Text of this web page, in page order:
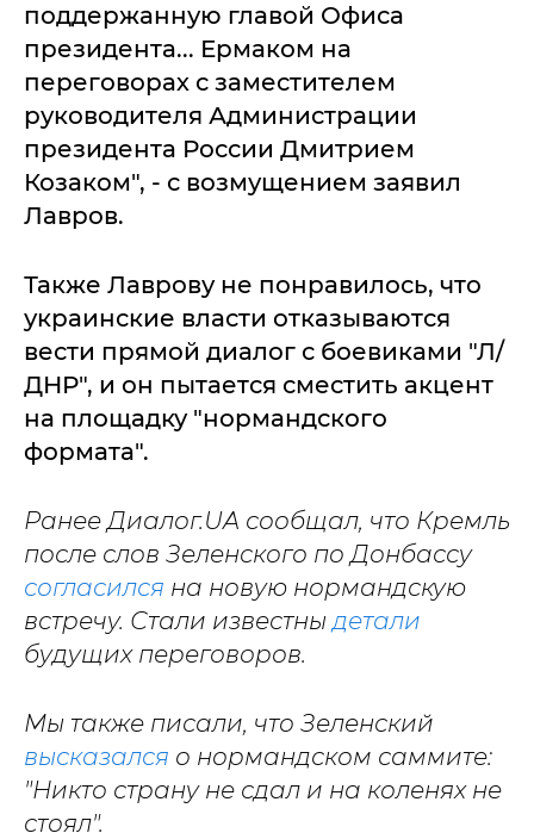
поддержанную главой Офиса
президента... Ермаком на
переговорах с заместителем
руководителя Администрации
президента России Дмитрием
Козаком", - с возмущением заявил
Лавров.
Также Лаврову не понравилось, что
украинские власти отказываются
вести прямой диалог с боевиками "Л/
ДНР", и он пытается сместить акцент
на площадку "нормандского
формата".
Ранее Диалог.UA сообщал, что Кремль
после слов Зеленского по Донбассу
согласился на новую нормандскую
встречу. Стали известныдетали
будущих переговоров.
Мы также писали, что Зеленский
высказался о нормандском саммите:
"Никто страну не сдал и на коленях не
стоял".